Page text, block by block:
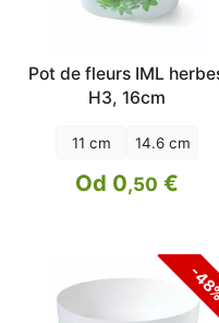
Pot de fleurs IML
H3, 16cm
11 cm 14.6 cm
Od 0,50 €
-